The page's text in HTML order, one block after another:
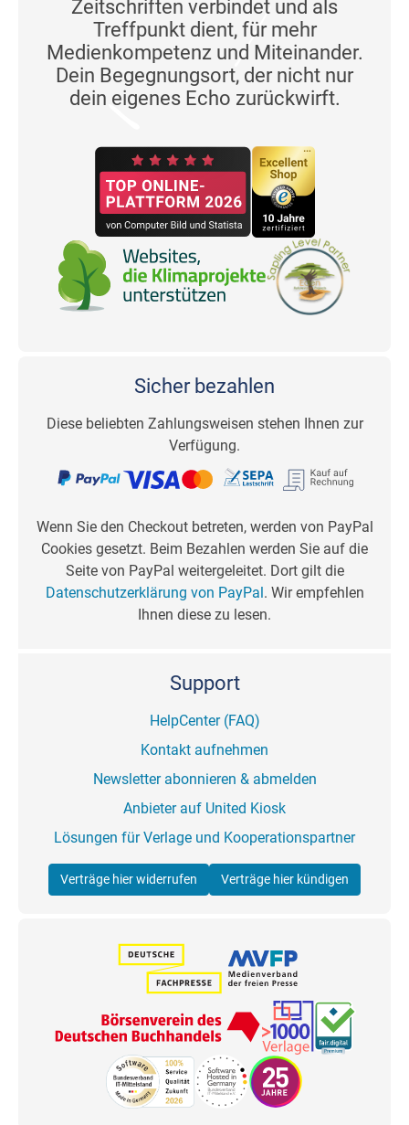
Zeitschriften verbindet und als
Treffpunkt dient, für mehr
Medienkompetenz und Miteinander.
Dein Begegnungsort, der nicht nur
dein eigenes Echo zurückwirft.
Sicher bezahlen
Diese beliebten Zahlungsweisen stehen Ihnen zur
Verfügung.
Wenn Sie den Checkout betreten, werden von PayPal
Cookies gesetzt. Beim Bezahlen werden Sie auf die
Seite von PayPal weitergeleitet. Dort gilt die
Datenschutzerklärung von PayPal. Wir empfehlen
Ihnen diese zu lesen.
Support
HelpCenter (FAQ)
Kontakt aufnehmen
Newsletter abonnieren & abmelden
Anbieter auf United Kiosk
Lösungen für Verlage und Kooperationspartner
Verträge hier widerrufen Verträge hier kündigen